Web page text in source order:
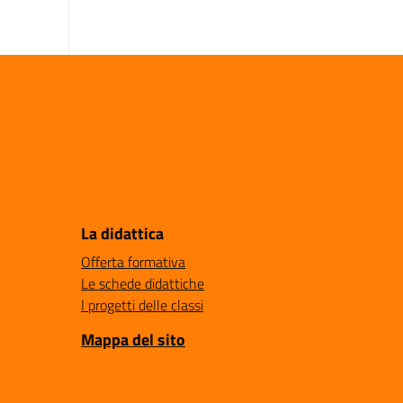
La didattica
Offerta formativa
Le schede didattiche
I progetti delle classi
Mappa del sito